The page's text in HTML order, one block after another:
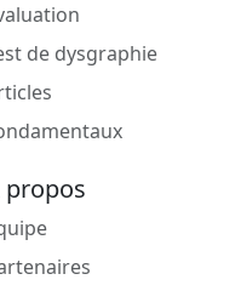
de dysgraphie
propos